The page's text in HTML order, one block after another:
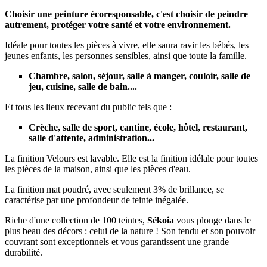
Choisir une peinture écoresponsable, c'est choisir de peindre
autrement, protéger votre santé et votre environnement.
Idéale pour toutes les pièces à vivre, elle saura ravir les bébés, les
jeunes enfants, les personnes sensibles, ainsi que toute la famille.
Chambre, salon, séjour, salle à manger, couloir, salle de
jeu, cuisine, salle de bain....
Et tous les lieux recevant du public tels que :
Crèche, salle de sport, cantine, école, hôtel, restaurant,
salle d'attente, administration...
La finition Velours est lavable. Elle est la finition idélale pour toutes
les pièces de la maison, ainsi que les pièces d'eau.
La finition mat poudré, avec seulement 3% de brillance, se
caractérise par une profondeur de teinte inégalée.
Riche d'une collection de 100 teintes, Sékoia vous plonge dans le
plus beau des décors : celui de la nature ! Son tendu et son pouvoir
couvrant sont exceptionnels et vous garantissent une grande
durabilité.